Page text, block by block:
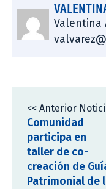
Valentina
<< Anterior
Comunidad
participa en
taller de co-
creación de
Patrimonial de